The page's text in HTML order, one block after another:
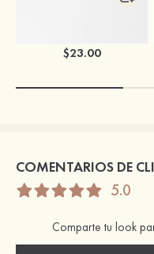
$23.00
COMENTARIOS DE
5.0
Comparte tu look